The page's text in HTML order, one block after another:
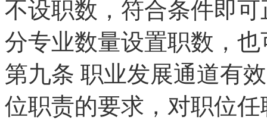
不设职数，符合条件即
分专业数量设置职数，
第九条 职业发展通道有
位职责的要求，对职位